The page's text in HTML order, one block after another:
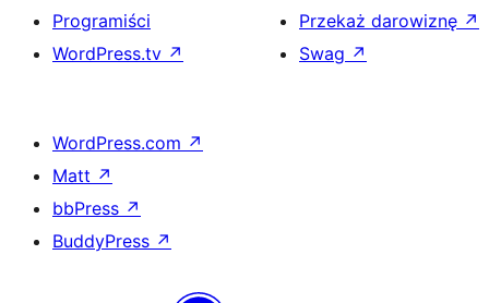
Programiści
WordPress.tv ↗
Przekaż darowiznę ↗
Swag ↗
WordPress.com ↗
Matt ↗
bbPress ↗
BuddyPress ↗